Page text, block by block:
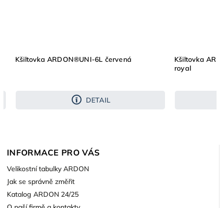
Kšiltovka ARDON®UNI-6L červená
DETAIL
Kšiltovka
royal
INFORMACE PRO VÁS
Velikostní tabulky ARDON
Jak se správně změřit
Katalog ARDON 24/25